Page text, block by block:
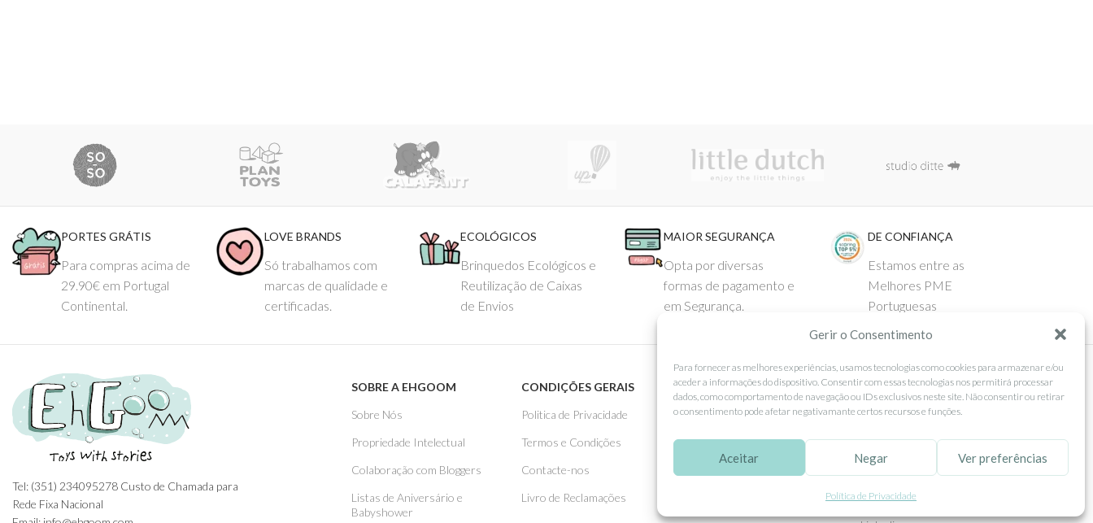
Gerir o Consentimento
Para fornecer as melhores experiências, usamos tecnologias como cookies para armazenar e/ou
aceder a informações do dispositivo. Consentir com essas tecnologias nos permitirá processar
dados, como comportamento de navegação ou IDs exclusivos neste site. Não consentir ou retirar
o consentimento pode afetar negativamante certos recursos e funções.
Aceitar Negar Ver preferências
Política de Privacidade
PORTES GRÁTIS
Para compras acima de
29.90€ em Portugal
Continental.
LOVE BRANDS
Só trabalhamos com
marcas de qualidade e
certificadas.
ECOLÓGICOS
Brinquedos Ecológicos e
Reutilização de Caixas
de Envios
MAIOR SEGURANÇA
Opta por diversas
formas de pagamento e
em Segurança.
DE CONFIANÇA
Estamos entre as
Melhores PME
Portuguesas
Tel: (351) 234095278 Custo de Chamada para
Rede Fixa Nacional
SOBRE A EHGOOM
Sobre Nós
Propriedade Intelectual
Colaboração com Bloggers
Listas de Aniversário e
Babyshower
CONDIÇÕES GERAIS
Politica de Privacidade
Termos e Condições
Contacte-nos
Livro de Reclamações
APOIO AO CLIENTE
Como Comprar
Pagamentos
SEGUE-NOS
Facebook
Instagram
Pinterest
X